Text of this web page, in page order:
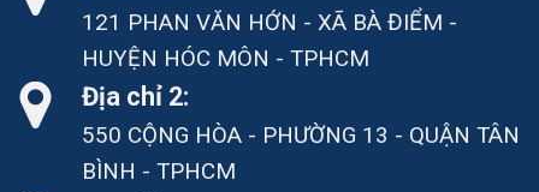
121 PHAN VĂN HỚN - XÃ BÀ ĐIỂM -
HUYỆN HÓC MÔN - TPHCM
Địa chỉ 2:
550 CỘNG HÒA - PHƯỜNG 13 - QUẬN TÂN
BÌNH - TPHCM